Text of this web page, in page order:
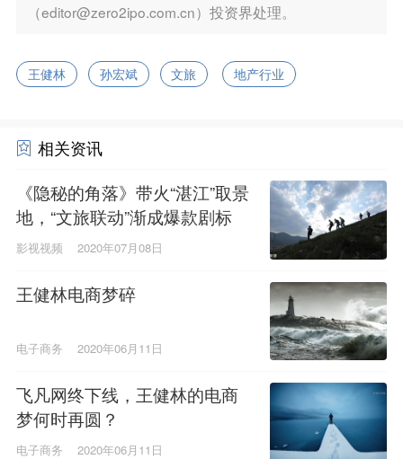
（editor@zero2ipo.com.cn）投资界处理。
王健林 孙宏斌 文旅 地产行业
相关资讯
《隐秘的角落》带火“湛江”取景
地，“文旅联动”渐成爆款剧标
配？
影视视频 2020年07月08日
王健林电商梦碎
电子商务 2020年06月11日
飞凡网终下线，王健林的电商
梦何时再圆？
电子商务 2020年06月11日